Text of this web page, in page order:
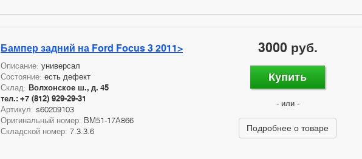
Бампер задний на Ford Focus 3 2011>
Описание: универсал
Состояние: есть дефект
Склад: Волхонское ш., д. 45
тел.: +7 (812) 929-29-31
Артикул: s60209103
Оригинальный номер: BM51-17A866
Складской номер: 7.3.3.6
3000 руб.
Купить
- или -
Подробнее о товаре